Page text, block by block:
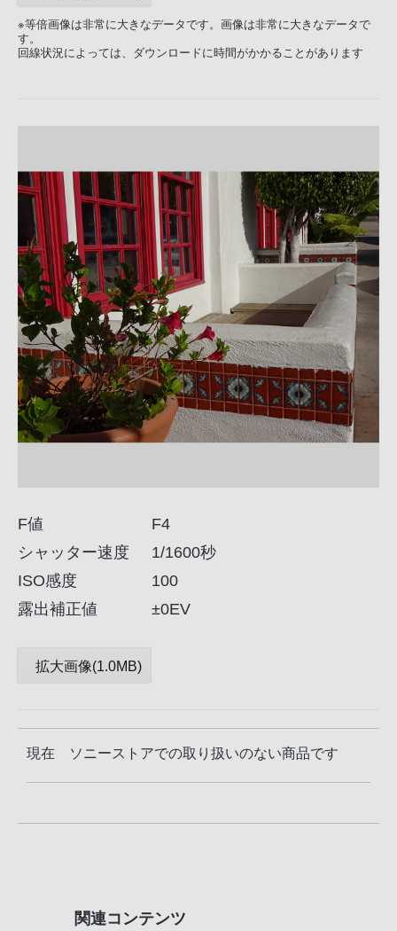
※等倍画像は非常に大きなデータです。画像は非常に大きなデータで
す。
回線状況によっては、ダウンロードに時間がかかることがあります
F値
F4
シャッター速度
1/1600秒
ISO感度
100
露出補正値
±0EV
拡大画像(1.0MB)
現在 ソニーストアでの取り扱いのない商品です
関連コンテンツ